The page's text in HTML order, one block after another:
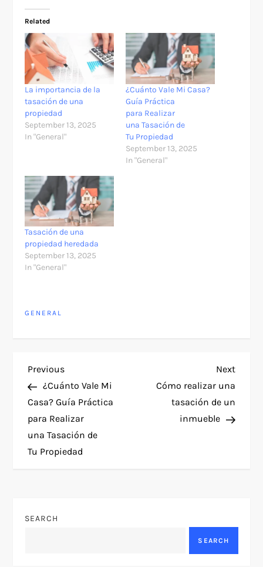
Related
La importancia de la
tasación de una
propiedad
September 13, 2025
In "General"
¿Cuánto Vale Mi Casa?
Guía Práctica
para Realizar
una Tasación de
Tu Propiedad
September 13, 2025
In "General"
Tasación de una
propiedad heredada
September 13, 2025
In "General"
GENERAL
P
o
s
t
a
Previous
Post
Previous
¿Cuánto Vale Mi
Casa? Guía Práctica
para Realizar
una Tasación de
Tu Propiedad
Next
Post
Next
Cómo realizar una
tasación de un
inmueble
SEARCH
SEARCH